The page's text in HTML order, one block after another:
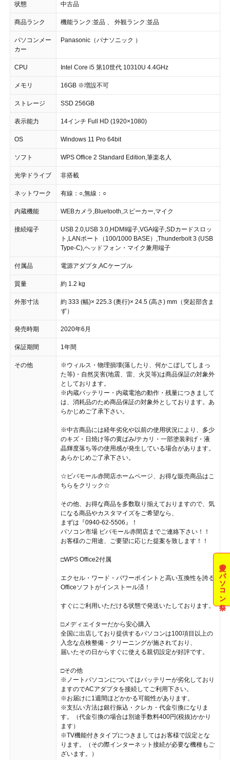
状態 中古品
商品ランク 機能ランク:並品 、 外観ランク:並品
パソコンメー
カー
Panasonic（パナソニック ）
CPU Intel Core i5 第10世代 10310U 4.4GHz
メモリ 16GB ※増設不可
ストレージ SSD 256GB
表示能力 14インチ Full HD (1920×1080)
OS Windows 11 Pro 64bit
ソフト WPS Office 2 Standard Edition,筆楽名人
光学ドライブ 非搭載
ネットワーク 有線：○,無線：○
内蔵機能 WEBカメラ,Bluetooth,スピーカー,マイク
接続端子
USB 2.0,USB 3.0,HDMI端子,VGA端子,SDカードスロッ
ト,LANポート（100/1000 BASE）,Thunderbolt 3 (USB
Type-C),ヘッドフォン・マイク兼用端子
付属品 電源アダプタ,ACケーブル
質量 約 1.2 kg
外形寸法
約 333 (幅)× 225.3 (奥行)× 24.5 (高さ) mm（突起部含ま
ず）
発売時期 2020年6月
保証期間 1年間
その他
※ウィルス・物理損壊(落したり、何かこぼしてしまっ
た等)・自然災害(地震、雷、火災等)は商品保証の対象外
としております。
※内蔵バッテリー・内蔵電池の動作・残量につきまして
は、消耗品のため商品保証の対象外としております。あ
らかじめご了承下さい。
※中古商品には経年劣化や以前の使用状況により、多少
のキズ・日焼け等の黄ばみ/テカリ・一部塗装剥げ・液
晶輝度落ち等の使用感が発生している場合があります。
あらかじめご了承下さい。
☆ビバモール赤間店ホームページ、お得な販売商品はこ
ちらをクリック☆
その他、お得な商品を多数取り揃えておりますので、気
になる商品やカスタマイズをご希望なら、
まずは『0940-62-5506』！
パソコン市場 ビバモール赤間店までご連絡下さい！！
お客様のご用途、ご要望に応じた提案を致します！！
□WPS Office2付属
エクセル・ワード・パワーポイントと高い互換性を誇る
Officeソフトがインストール済！
すぐにご利用いただける状態で発送いたしております。
□メディエイターだから安心購入
全国に出店しており提供するパソコンは100項目以上の
入念な点検整備・クリーニングが施されており、
届いたその日からすぐに使える親切設定が好評です。
□その他
※ノートパソコンについてはバッテリーが劣化しており
ますのでACアダプタを接続してご利用下さい。
※お届けに1週間ほどかかる可能性があります。
※支払い方法は銀行振込・クレカ・代金引換になりま
す。（代金引換の場合は別途手数料400円(税抜)かかり
ます）
※TV機能付きタイプにつきましてはお客様で設定とな
ります。（その際インターネット接続が必要な機種もご
ざいます。）
夏のパソコン祭